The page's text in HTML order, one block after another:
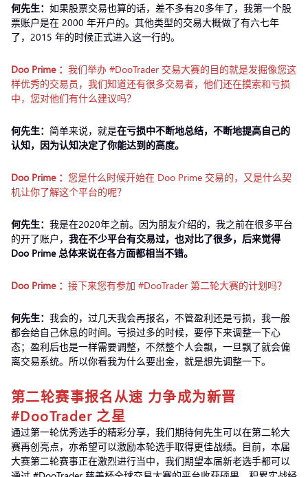
何先生： 如果股票交易也算的话，差不多有20多年了，我第一个股
票账户是在 2000 年开户的。其他类型的交易大概做了有六七年
了，2015 年的时候正式进入这一行的。
Doo Prime： 我们举办 #DooTrader 交易大赛的目的就是发掘像您这
样优秀的交易员，我们知道还有很多交易者，他们还在摸索和亏损
中，您对他们有什么建议吗？
何先生： 简单来说，就是在亏损中不断地总结，不断地提高自己的
认知，因为认知决定了你能达到的高度。
Doo Prime： 您是什么时候开始在 Doo Prime 交易的，又是什么契
机让你了解这个平台的呢？
何先生： 我是在2020年之前。因为朋友介绍的，我之前在很多平台
的开了账户， 我在不少平台有交易过，也对比了很多，后来觉得
Doo Prime 总体来说在各方面都相当不错。
Doo Prime： 接下来您有参加 #DooTrader 第二轮大赛的计划吗？
何先生： 我会的，过几天我会再报名，不管盈利还是亏损，我一般
都会给自己休息的时间。亏损过多的时候，要停下来调整一下心
态；盈利后也是一样需要调整，不然整个人会飘，一旦飘了就会偏
离交易系统。所以你看我为什么要出金，就是想先调整一下。
第二轮赛事报名从速 力争成为新晋
#DooTrader 之星
通过第一轮优秀选手的精彩分享，我们期待何先生可以在第二轮大
赛再创亮点，亦希望可以激励本轮选手取得更佳战绩。目前，本届
大赛第二轮赛事正在激烈进行当中，我们期望本届新老选手都可以